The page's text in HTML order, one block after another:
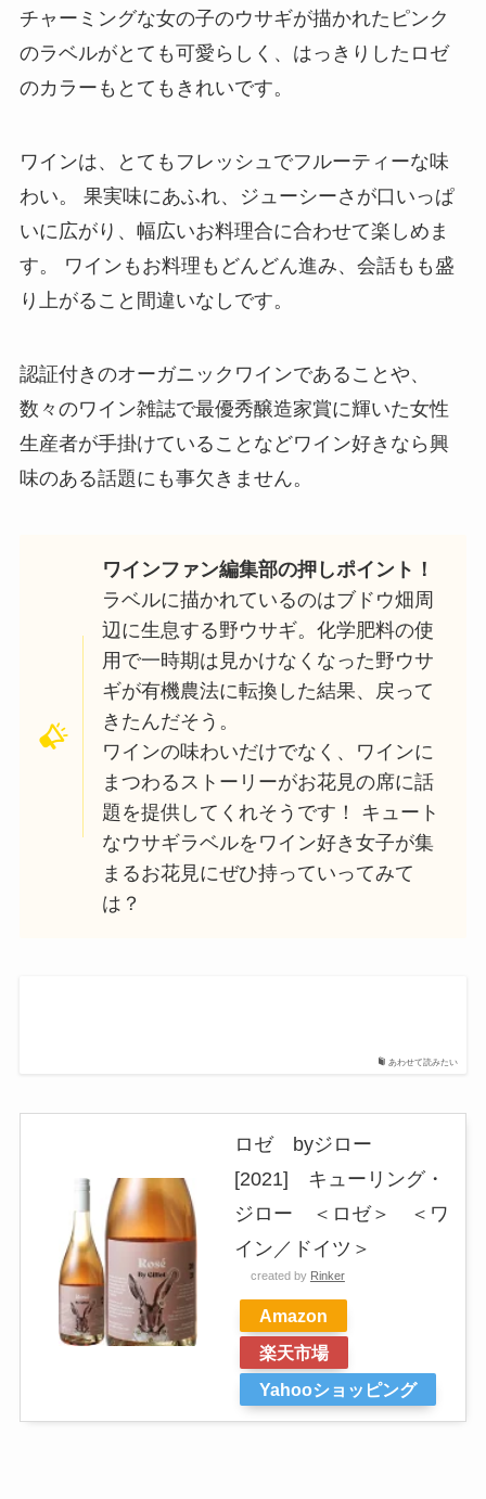
チャーミングな女の子のウサギが描かれたピンク
のラベルがとても可愛らしく、はっきりしたロゼ
のカラーもとてもきれいです。
ワインは、とてもフレッシュでフルーティーな味
わい。 果実味にあふれ、ジューシーさが口いっぱ
いに広がり、幅広いお料理合に合わせて楽しめま
す。 ワインもお料理もどんどん進み、会話もも盛
り上がること間違いなしです。
認証付きのオーガニックワインであることや、
数々のワイン雑誌で最優秀醸造家賞に輝いた女性
生産者が手掛けていることなどワイン好きなら興
味のある話題にも事欠きません。
ワインファン編集部の押しポイント！
ラベルに描かれているのはブドウ畑周
辺に生息する野ウサギ。化学肥料の使
用で一時期は見かけなくなった野ウサ
ギが有機農法に転換した結果、戻って
きたんだそう。
ワインの味わいだけでなく、ワインに
まつわるストーリーがお花見の席に話
題を提供してくれそうです！ キュート
なウサギラベルをワイン好き女子が集
まるお花見にぜひ持っていってみて
は？
あわせて読みたい
ロゼ byジロー
[2021] キューリング・
ジロー ＜ロゼ＞ ＜ワ
イン／ドイツ＞
created by Rinker
Amazon
楽天市場
Yahooショッピング